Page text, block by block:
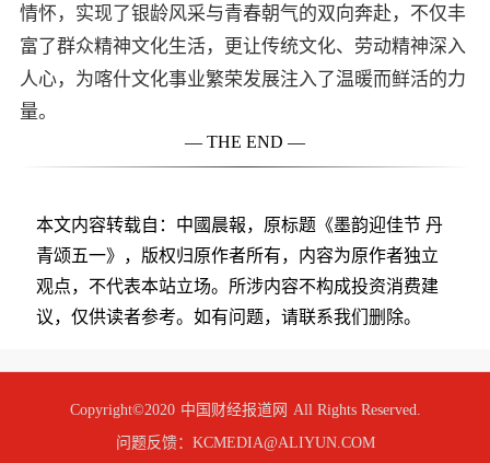
情怀，实现了银龄风采与青春朝气的双向奔赴，不仅丰
富了群众精神文化生活，更让传统文化、劳动精神深入
人心，为喀什文化事业繁荣发展注入了温暖而鲜活的力
量。
— THE END —
本文内容转载自：中國晨報，原标题《墨韵迎佳节 丹
青颂五一》，版权归原作者所有，内容为原作者独立
观点，不代表本站立场。所涉内容不构成投资消费建
议，仅供读者参考。如有问题，请联系我们删除。
Copyright©2020 中国财经报道网 All Rights Reserved.
问题反馈：KCMEDIA@ALIYUN.COM